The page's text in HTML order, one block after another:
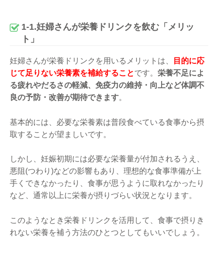
1-1.妊婦さんが栄養ドリンクを飲む「メリッ
ト」
妊婦さんが栄養ドリンクを用いるメリットは、
目的に応
じて足りない栄養素を補給することです。 栄養不足によ
る疲れやだるさの軽減、免疫力の維持・向上など体調不
良の予防・改善が期待できます。
基本的には、必要な栄養素は普段食べている食事から摂
取することが望ましいです。
しかし、妊娠初期には必要な栄養量が付加されるうえ、
悪阻(つわり)などの影響もあり、理想的な食事準備が上
手くできなかったり、食事が思うように取れなかったり
など、通常以上に栄養が摂りづらい状況となります。
このようなとき栄養ドリンクを活用して、食事で摂りき
れない栄養を補う方法のひとつとしてもいいでしょう。